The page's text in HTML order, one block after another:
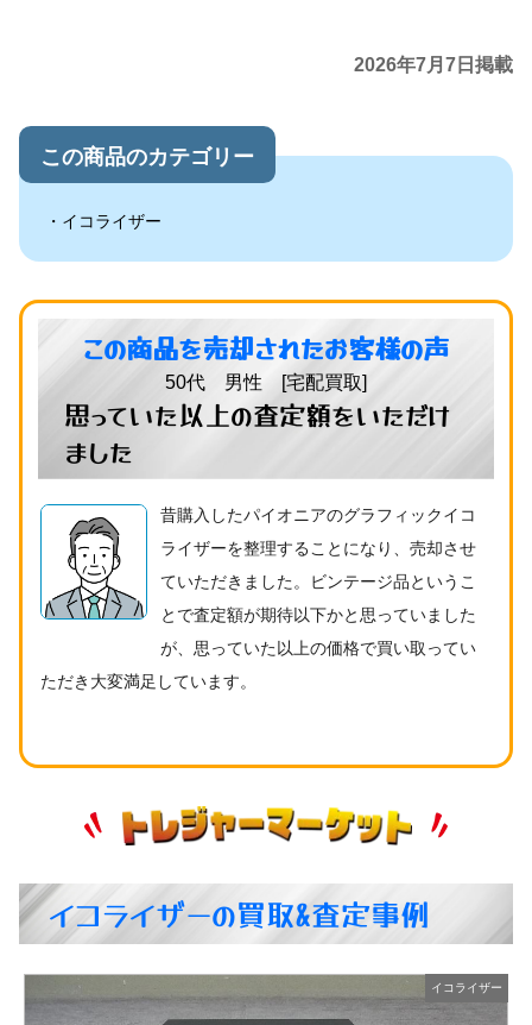
2026年7月7日掲載
この商品のカテゴリー
イコライザー
この商品を売却されたお客様の声
50代 男性 [宅配買取]
思っていた以上の査定額をいただけ
ました
昔購入したパイオニアのグラフィックイコ
ライザーを整理することになり、売却させ
ていただきました。ビンテージ品というこ
とで査定額が期待以下かと思っていました
が、思っていた以上の価格で買い取ってい
ただき大変満足しています。
イコライザーの買取&査定事例
イコライザー